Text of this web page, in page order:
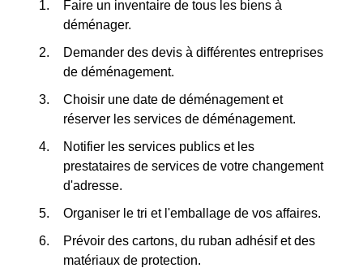
Faire un inventaire de tous les biens à
déménager.
Demander des devis à différentes entreprises
de déménagement.
Choisir une date de déménagement et
réserver les services de déménagement.
Notifier les services publics et les
prestataires de services de votre changement
d'adresse.
Organiser le tri et l'emballage de vos affaires.
Prévoir des cartons, du ruban adhésif et des
matériaux de protection.